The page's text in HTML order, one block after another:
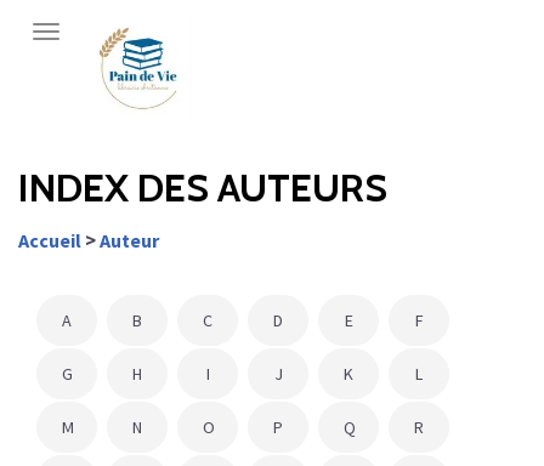
Librairie
INDEX DES AUTEURS
Accueil >Auteur
A B C D E F
G H I J K L
M N O P Q R